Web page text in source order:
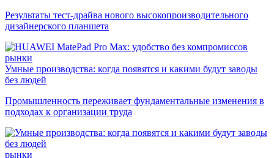
Результаты тест-драйва нового высокопроизводительного
дизайнерского планшета
рынки
Умные производства: когда появятся и какими будут заводы
без людей
Промышленность переживает фундаментальные изменения в
подходах к организации труда
рынки